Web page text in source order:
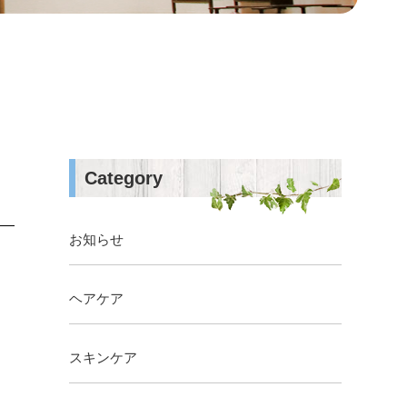
Category
お知らせ
ヘアケア
スキンケア